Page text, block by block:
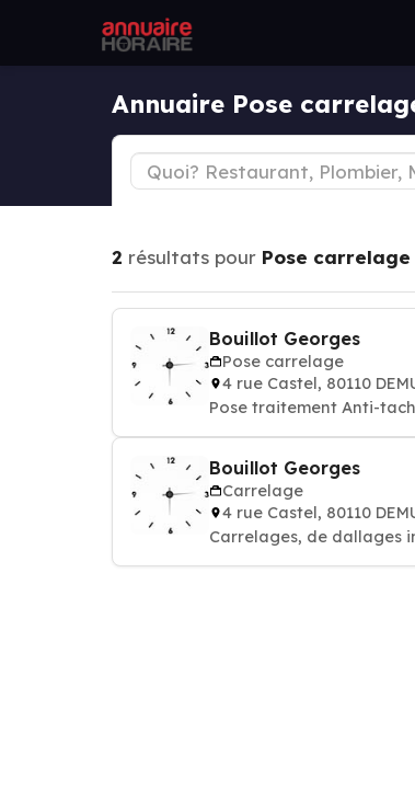
Annuaire Pose
2 résultats pour Pose carrelage
Bouillot Georges
Pose carrelage
4 rue Castel, 80110
Pose traitement Anti-
Bouillot Georges
Carrelage
4 rue Castel, 80110
Carrelages, de dallages